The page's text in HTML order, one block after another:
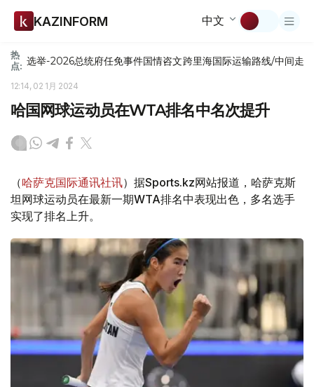
KAZINFORM 中文
热
点: 选举-2026总统府任免事件国情咨文跨里海国际运输路线/中间走廊
12:14, 02 1月 2024
哈国网球运动员在WTA排名中名次提升
（哈萨克国际通讯社讯）据Sports.kz网站报道，哈萨克斯
坦网球运动员在最新一期WTA排名中表现出色，多名选手
实现了排名上升。